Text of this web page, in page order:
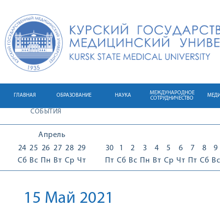
ГЛАВНАЯ ОБРАЗОВАНИЕ НАУКА
МЕЖДУНАРОДНОЕ
СОТРУДНИЧЕСТВО
СОБЫТИЯ
Апрель
24
Сб
25
Вс
26
Пн
27
Вт
28
Ср
29
Чт
30
Пт
1
Сб
2
Вс
3
Пн
4
Вт
5
Ср
6
Чт
7
Пт
8
Сб
9
Вс
15 Май 2021